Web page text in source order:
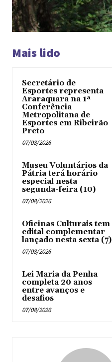
Mais lido
Secretário de
Esportes representa
Araraquara na 1ª
Conferência
Metropolitana de
Esportes em Ribeirão
Preto
07/08/2026
Museu Voluntários da
Pátria terá horário
especial nesta
segunda-feira (10)
07/08/2026
Oficinas Culturais tem
edital complementar
lançado nesta sexta (7)
07/08/2026
Lei Maria da Penha
completa 20 anos
entre avanços e
desafios
07/08/2026